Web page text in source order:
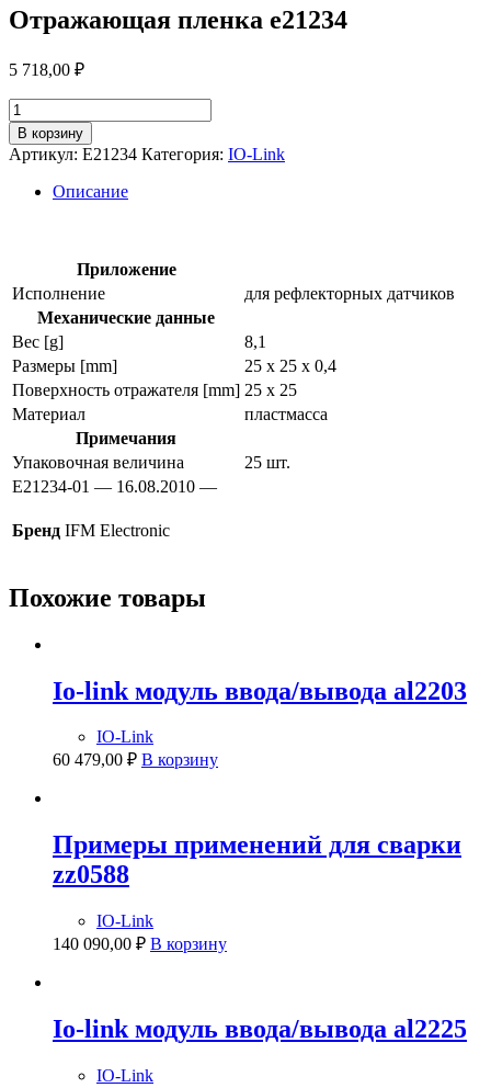
Отражающая пленка e21234
5 718,00 ₽
Количество
товара
Отражающая
пленка
e21234
В корзину
Артикул: E21234 Категория: IO-Link
Описание
Приложение
Исполнение
для рефлекторных датчиков
Механические данные
Вес [g]
8,1
Размеры [mm]
25 x 25 x 0,4
Поверхность отражателя [mm] 25 x 25
Материал
пластмасса
Примечания
Упаковочная величина
25 шт.
E21234-01 — 16.08.2010 —
Бренд IFM Electronic
Похожие товары
Io-link модуль ввода/вывода al2203
IO-Link
60 479,00 ₽ В корзину
Примеры применений для сварки
zz0588
IO-Link
140 090,00 ₽ В корзину
Io-link модуль ввода/вывода al2225
IO-Link